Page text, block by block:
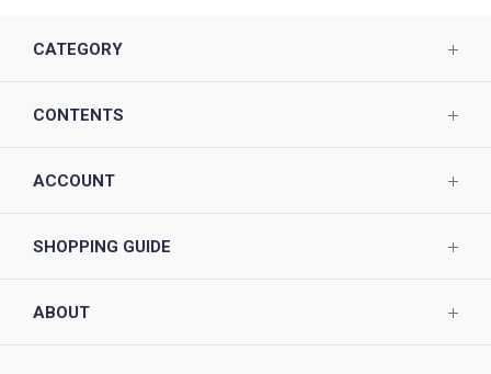
CATEGORY
CONTENTS
ACCOUNT
SHOPPING GUIDE
ABOUT